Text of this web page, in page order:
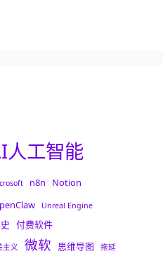
人工智能
n8n
Notion
Unreal Engine
付费软件
主义 微软 思维导图 拖延